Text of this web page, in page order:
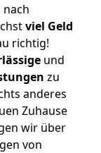
nach
viel Geld
richtig!
und
zu
anderes
Zuhause
wir über
von